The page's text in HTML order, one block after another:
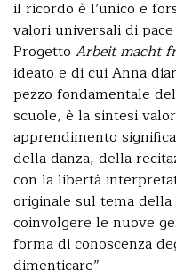
il ricordo è l’unico e
valori universali di
Progetto Arbeit macht
ideato e di cui Anna
pezzo fondamentale
scuole, è la sintesi
apprendimento
della danza, della
con la libertà
originale sul tema
coinvolgere le nuove
forma di conoscenza
dimenticare”